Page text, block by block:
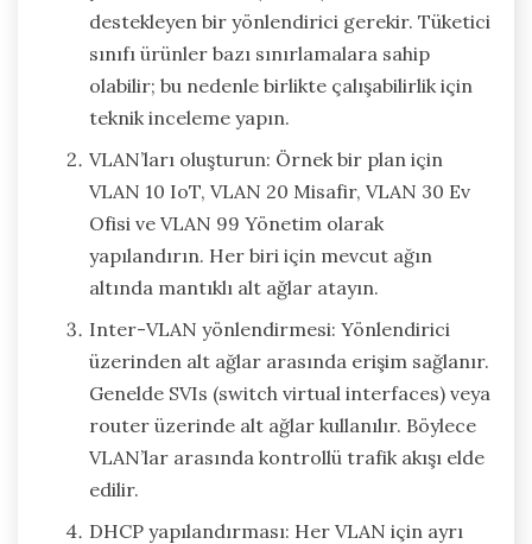
destekleyen bir yönlendirici gerekir. Tüketici
sınıfı ürünler bazı sınırlamalara sahip
olabilir; bu nedenle birlikte çalışabilirlik için
teknik inceleme yapın.
VLAN’ları oluşturun: Örnek bir plan için
VLAN 10 IoT, VLAN 20 Misafir, VLAN 30 Ev
Ofisi ve VLAN 99 Yönetim olarak
yapılandırın. Her biri için mevcut ağın
altında mantıklı alt ağlar atayın.
Inter-VLAN yönlendirmesi: Yönlendirici
üzerinden alt ağlar arasında erişim sağlanır.
Genelde SVIs (switch virtual interfaces) veya
router üzerinde alt ağlar kullanılır. Böylece
VLAN’lar arasında kontrollü trafik akışı elde
edilir.
DHCP yapılandırması: Her VLAN için ayrı